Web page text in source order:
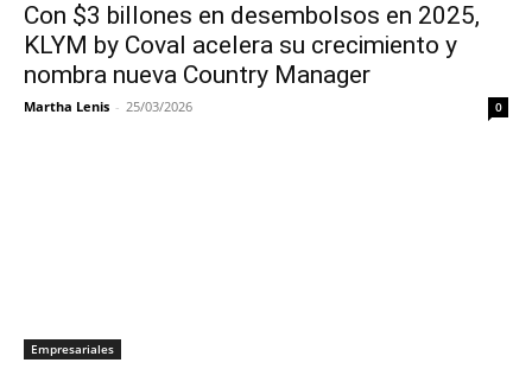
Con $3 billones en desembolsos en 2025,
KLYM by Coval acelera su crecimiento y
nombra nueva Country Manager
Martha Lenis - 25/03/2026 0
Empresariales